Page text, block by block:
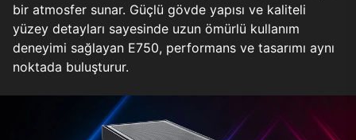
bir atmosfer sunar. Güçlü gövde yapısı ve kaliteli
yüzey detayları sayesinde uzun ömürlü kullanım
deneyimi sağlayan E750, performans ve tasarımı aynı
noktada buluşturur.